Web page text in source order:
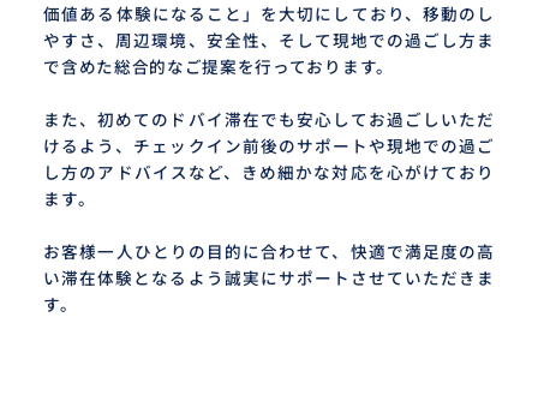
価値ある体験になること」を大切にしており、移動のし
やすさ、周辺環境、安全性、そして現地での過ごし方ま
で含めた総合的なご提案を行っております。
また、初めてのドバイ滞在でも安心してお過ごしいただ
けるよう、チェックイン前後のサポートや現地での過ご
し方のアドバイスなど、きめ細かな対応を心がけており
ます。
お客様一人ひとりの目的に合わせて、快適で満足度の高
い滞在体験となるよう誠実にサポートさせていただきま
す。